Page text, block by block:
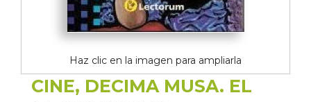
Haz clic en la imagen para ampliarla
CINE, DECIMA MUSA. EL